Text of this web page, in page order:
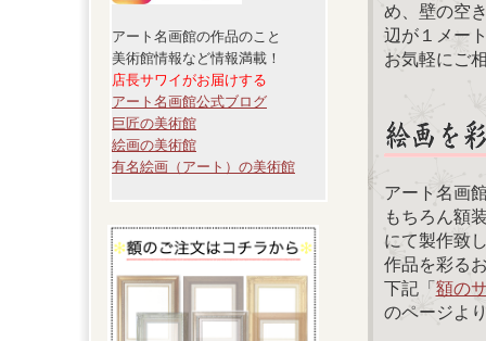
アート名画館の作品のこと
美術館情報など情報満載！
店長サワイがお届けする
アート名画館公式ブログ
巨匠の美術館
絵画の美術館
有名絵画（アート）の美術館
め、壁の空
辺が１メー
お気軽にご
アート名画
もちろん額
にて製作致
作品を彩る
下記「額の
のページよ